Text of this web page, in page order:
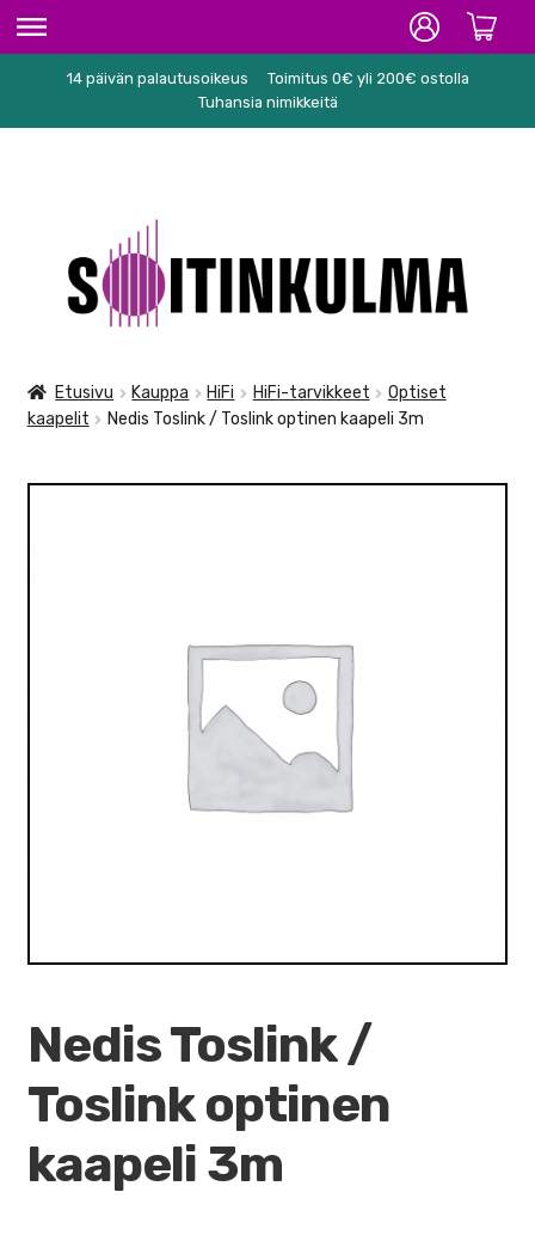
ETUSIVU
KARAOKE
NUOTIT
TARVIKKEET
SEKALAISET
14 päivän palautusoikeus
Toimitus 0€ yli 200€ ostolla
Tuhansia nimikkeitä
navigointiin
sisältöön
Etusivu Kauppa HiFi HiFi-tarvikkeet
Optiset
kaapelit
Nedis Toslink / Toslink optinen kaapeli 3m
Nedis Toslink /
Toslink optinen
kaapeli 3m